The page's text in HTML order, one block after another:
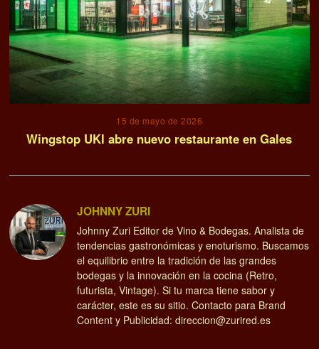
15 de mayo de 2026
Wingstop UKI abre nuevo restaurante en Gales
JOHNNY ZURI
Johnny Zuri Editor de Vino & Bodegas. Analista de
tendencias gastronómicas y enoturismo. Buscamos
el equilibrio entre la tradición de las grandes
bodegas y la innovación en la cocina (Retro,
futurista, Vintage). Si tu marca tiene sabor y
carácter, este es su sitio. Contacto para Brand
Content y Publicidad: direccion@zurired.es